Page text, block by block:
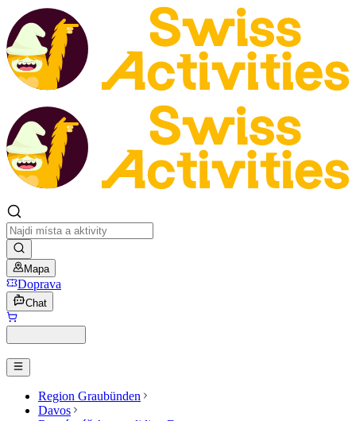
Mapa
Doprava
Chat
Region Graubünden
Davos